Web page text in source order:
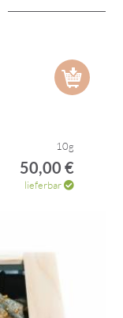
10g
50,00 €
lieferbar